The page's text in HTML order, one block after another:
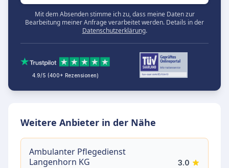
Mit dem Absenden stimme ich zu, dass meine Daten zur
Bearbeitung meiner Anfrage verarbeitet werden. Details in der
Datenschutzerklärung.
4.9/5 (400+ Rezensionen)
Weitere Anbieter in der Nähe
Ambulanter Pflegedienst
Langenhorn KG
3.0